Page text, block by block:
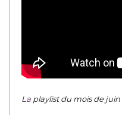
La playlist du mois de juin